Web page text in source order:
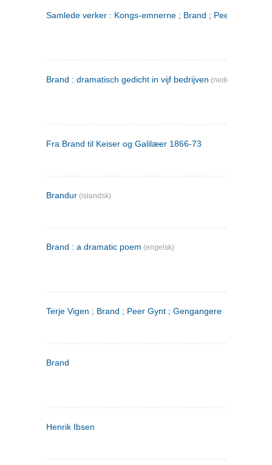
Samlede verker : Kongs-emnerne ; Brand ; Peer Gynt. 2
Brand : dramatisch gedicht in vijf bedrijven (nederlandsk)
Fra Brand til Keiser og Galilæer 1866-73
Brandur (islandsk)
Brand : a dramatic poem (engelsk)
Terje Vigen ; Brand ; Peer Gynt ; Gengangere
Brand
Henrik Ibsen